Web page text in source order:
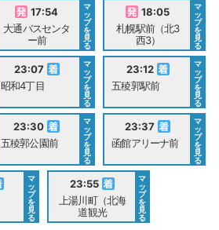
17:54
大通バスセンタ
ー前
マ
ッ
プ
を
見
る
18:05
札幌駅前（北3
西3）
マ
ッ
プ
を
見
る
23:07
昭和4丁目
マ
ッ
プ
を
見
る
23:12
五稜郭駅前
マ
ッ
プ
を
見
る
23:30
五稜郭公園前
マ
ッ
プ
を
見
る
23:37
函館アリーナ前
マ
ッ
プ
を
見
る
マ
ッ
プ
を
見
る
23:55
上湯川町（北海
道観光
マ
ッ
プ
を
見
る